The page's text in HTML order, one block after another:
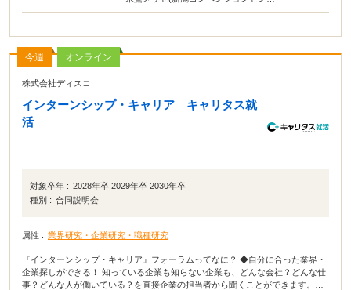
今週 オンライン
株式会社ディスコ
インターンシップ・キャリア キャリタス就
活
対象卒年 : 2028年卒 2029年卒 2030年卒
種別 : 合同説明会
属性 : 業界研究・企業研究・職種研究
『インターンシップ・キャリア』フォーラムってなに？ ◆自分に合った業界・
企業探しができる！ 知っている企業も知らない企業も、どんな会社？どんな仕
事？どんな人が働いている？を直接企業の担当者から聞くことができます。